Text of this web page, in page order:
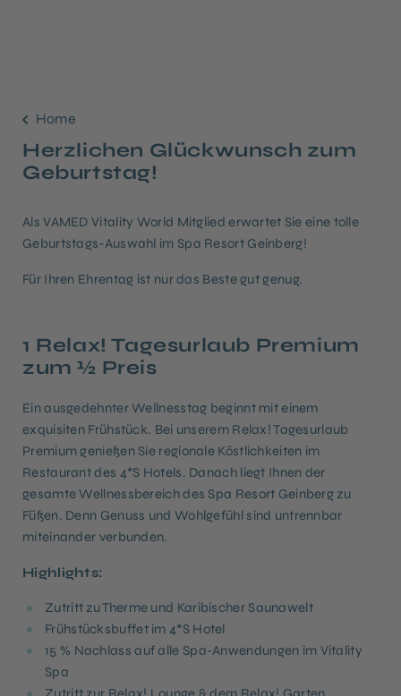
Home
Herzlichen Glückwunsch zum
Geburtstag!
Als VAMED Vitality World Mitglied erwartet Sie eine tolle
Geburtstags-Auswahl im Spa Resort Geinberg!
Für Ihren Ehrentag ist nur das Beste gut genug.
1 Relax! Tagesurlaub Premium
zum ½ Preis
Ein ausgedehnter Wellnesstag beginnt mit einem
exquisiten Frühstück. Bei unserem Relax! Tagesurlaub
Premium genießen Sie regionale Köstlichkeiten im
Restaurant des 4*S Hotels. Danach liegt Ihnen der
gesamte Wellnessbereich des Spa Resort Geinberg zu
Füßen. Denn Genuss und Wohlgefühl sind untrennbar
miteinander verbunden.
Highlights:
Zutritt zu Therme und Karibischer Saunawelt
Frühstücksbuffet im 4*S Hotel
15 % Nachlass auf alle Spa-Anwendungen im Vitality
Spa